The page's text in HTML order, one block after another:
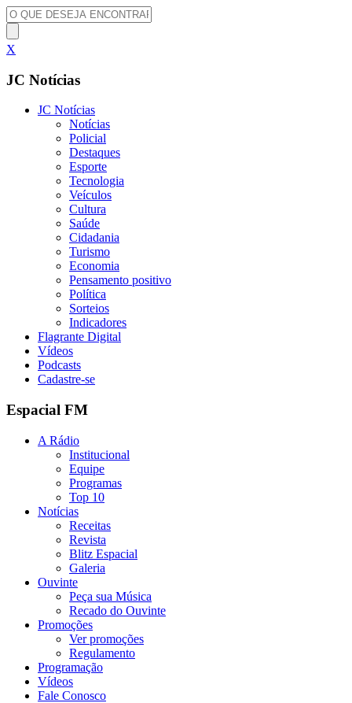
X
JC Notícias
JC Notícias
Notícias
Policial
Destaques
Esporte
Tecnologia
Veículos
Cultura
Saúde
Cidadania
Turismo
Economia
Pensamento positivo
Política
Sorteios
Indicadores
Flagrante Digital
Vídeos
Podcasts
Cadastre-se
Espacial FM
A Rádio
Institucional
Equipe
Programas
Top 10
Notícias
Receitas
Revista
Blitz Espacial
Galeria
Ouvinte
Peça sua Música
Recado do Ouvinte
Promoções
Ver promoções
Regulamento
Programação
Vídeos
Fale Conosco